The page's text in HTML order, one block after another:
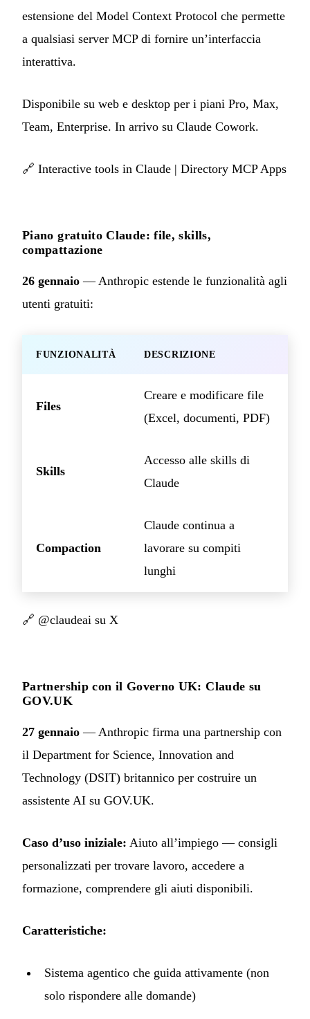
estensione del Model Context Protocol che permette
a qualsiasi server MCP di fornire un’interfaccia
interattiva.
Disponibile su web e desktop per i piani Pro, Max,
Team, Enterprise. In arrivo su Claude Cowork.
🔗 Interactive tools in Claude | Directory MCP Apps
Piano gratuito Claude: file, skills,
compattazione
26 gennaio — Anthropic estende le funzionalità agli
utenti gratuiti:
FUNZIONALITÀ DESCRIZIONE
Files
Creare e modificare file
(Excel, documenti, PDF)
Skills
Accesso alle skills di
Claude
Compaction
Claude continua a
lavorare su compiti
lunghi
🔗 @claudeai su X
Partnership con il Governo UK: Claude su
GOV.UK
27 gennaio — Anthropic firma una partnership con
il Department for Science, Innovation and
Technology (DSIT) britannico per costruire un
assistente AI su GOV.UK.
Caso d’uso iniziale: Aiuto all’impiego — consigli
personalizzati per trovare lavoro, accedere a
formazione, comprendere gli aiuti disponibili.
Caratteristiche:
Sistema agentico che guida attivamente (non
solo rispondere alle domande)